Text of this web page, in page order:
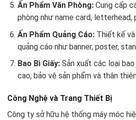
Ấn Phẩm Văn Phòng:Cung cấp
phòng như name card, letterhead,
Ấn Phẩm Quảng Cáo:Thiết kế và
quảng cáo như banner, poster,
Bao Bì Giấy:Sản xuất các loại
cao, bảo vệ sản phẩm và thân
Công Nghệ và Trang Thiết Bị
Công ty sở hữu hệ thống máy móc